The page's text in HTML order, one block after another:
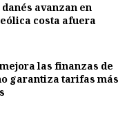
avanzan en
costa afuera
las finanzas de
garantiza tarifas más